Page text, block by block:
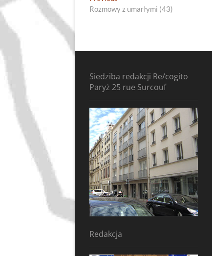
wpisupost:
Rozmowy z umarłymi (43)
Siedziba redakcji Re/cogito
Paryż 25 rue Surcouf
Redakcja